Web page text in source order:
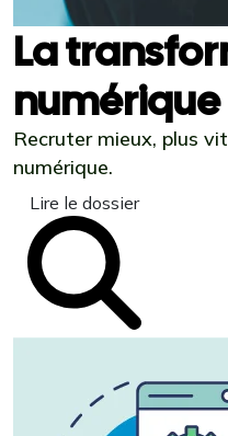
La
numérique
Recruter mieux, plus
numérique.
Lire le dossier